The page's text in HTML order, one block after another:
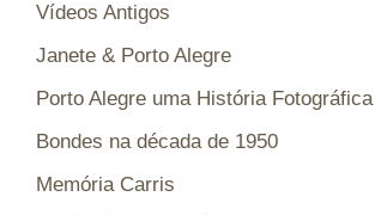
Vídeos Antigos
Janete & Porto Alegre
Porto Alegre uma História Fotográfica
Bondes na década de 1950
Memória Carris